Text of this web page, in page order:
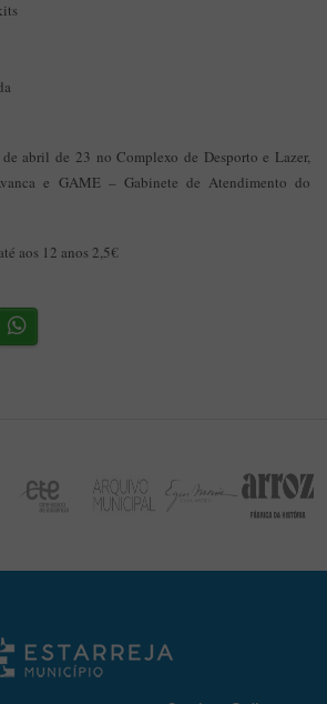
abril de 23 no Complexo de Desporto e Lazer,
e GAME – Gabinete de Atendimento do
aos 12 anos 2,5€